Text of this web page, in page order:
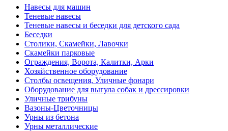
Навесы для машин
Теневые навесы
Теневые навесы и беседки для детского сада
Беседки
Столики, Скамейки, Лавочки
Скамейки парковые
Ограждения, Ворота, Калитки, Арки
Хозяйственное оборудование
Столбы освещения, Уличные фонари
Оборудование для выгула собак и дрессировки
Уличные трибуны
Вазоны-Цветочницы
Урны из бетона
Урны металлические